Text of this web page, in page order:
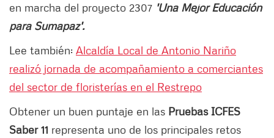
en marcha del proyecto 2307 'Una Mejor Educación
para Sumapaz'.
Lee también: Alcaldía Local de Antonio Nariño
realizó jornada de acompañamiento a comerciantes
del sector de floristerías en el Restrepo
Obtener un buen puntaje en las Pruebas ICFES
Saber 11 representa uno de los principales retos